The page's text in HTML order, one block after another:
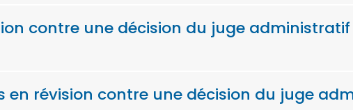
contre une décision du juge
en révision contre une décision du juge